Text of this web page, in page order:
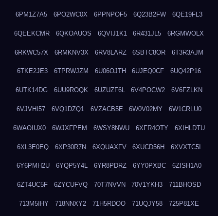
6PM1Z7A5 6PO2WC0X 6PPNPOF5 6Q23B2FW 6QE19FL3
6QEEKCMR 6QKOAUOS 6QVIJ1K1 6R431JL5 6RGMWOLX
6RKWC57X 6RMKNV3X 6RV8LARZ 6SBTC8OR 6T3R3AJM
6TKE2JE3 6TPRWJZM 6U06OJTH 6UJEQ0CF 6UQ42P16
6UTK14DG 6UU9ROQK 6UZUZF6L 6V4POCW2 6V6FZLKN
6VJVHI57 6VQ1DZQ1 6VZACB5E 6W0V02MY 6W1CRLU0
6WAOIUX0 6WJXFPEM 6WSY8NWU 6XFR4OTY 6XIHLDTU
6XL3E0EQ 6XP30R7N 6XQUAXFV 6XUCD56H 6XVXTC5I
6Y6PMH2U 6YQP5Y4L 6YR8PDRZ 6YY0PXBC 6ZISH1A0
6ZT4UC5F 6ZYCUFVQ 70T7NVVN 70V1YKH3 711BHOSD
713M5IHY 718NNXY2 71H5RDOO 71UQJY58 725P81XE